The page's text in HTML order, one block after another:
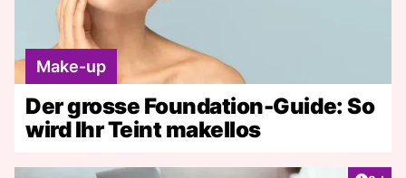
Make-up
Der grosse Foundation-Guide: So
wird Ihr Teint makellos